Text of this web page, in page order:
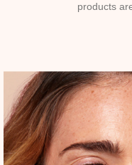
products